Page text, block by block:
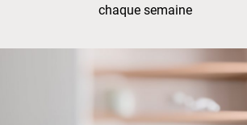
chaque semaine